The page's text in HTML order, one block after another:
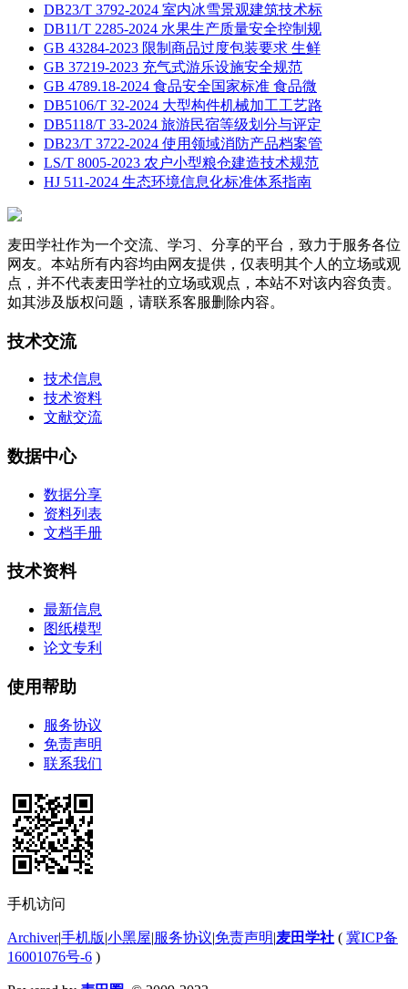
DB23/T 3792-2024 室内冰雪景观建筑技术标
DB11/T 2285-2024 水果生产质量安全控制规
GB 43284-2023 限制商品过度包装要求 生鲜
GB 37219-2023 充气式游乐设施安全规范
GB 4789.18-2024 食品安全国家标准 食品微
DB5106/T 32-2024 大型构件机械加工工艺路
DB5118/T 33-2024 旅游民宿等级划分与评定
DB23/T 3722-2024 使用领域消防产品档案管
LS/T 8005-2023 农户小型粮仓建造技术规范
HJ 511-2024 生态环境信息化标准体系指南
麦田学社作为一个交流、学习、分享的平台，致力于服务各位
网友。本站所有内容均由网友提供，仅表明其个人的立场或观
点，并不代表麦田学社的立场或观点，本站不对该内容负责。
如其涉及版权问题，请联系客服删除内容。
技术交流
技术信息
技术资料
文献交流
数据中心
数据分享
资料列表
文档手册
技术资料
最新信息
图纸模型
论文专利
使用帮助
服务协议
免责声明
联系我们
手机访问
Archiver|手机版|小黑屋|服务协议|免责声明|麦田学社 ( 冀ICP备
16001076号-6 )